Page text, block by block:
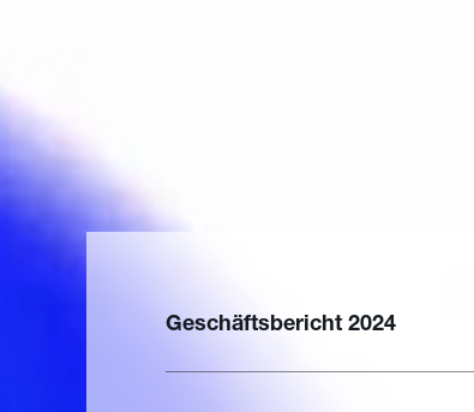
Geschäftsbericht 2024